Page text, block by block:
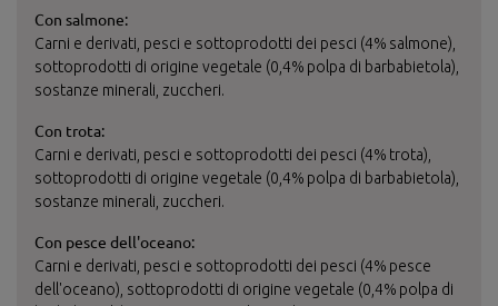
Con salmone:
Carni e derivati, pesci e sottoprodotti dei pesci (4% salmone),
sottoprodotti di origine vegetale (0,4% polpa di barbabietola),
sostanze minerali, zuccheri.
Con trota:
Carni e derivati, pesci e sottoprodotti dei pesci (4% trota),
sottoprodotti di origine vegetale (0,4% polpa di barbabietola),
sostanze minerali, zuccheri.
Con pesce dell'oceano:
Carni e derivati, pesci e sottoprodotti dei pesci (4% pesce
dell'oceano), sottoprodotti di origine vegetale (0,4% polpa di